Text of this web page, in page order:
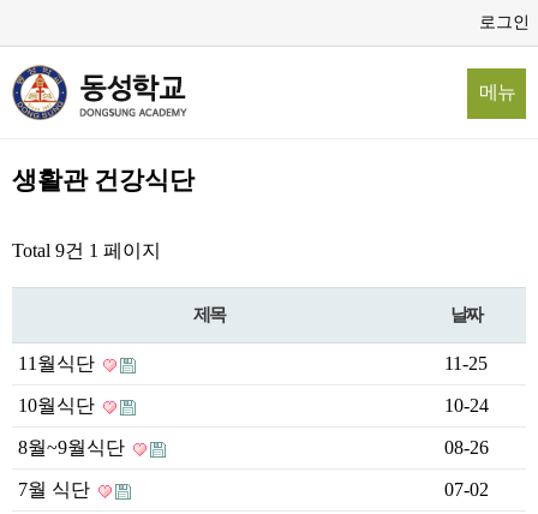
로그인
메뉴
생활관 건강식단
Total 9건 1 페이지
제목 날짜
11월식단 11-25
10월식단 10-24
8월~9월식단 08-26
7월 식단 07-02